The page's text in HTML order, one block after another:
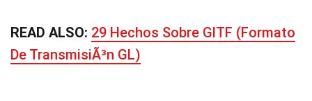
READ ALSO: 29 Hechos Sobre GlTF (Formato
De TransmisiÃ³n GL)